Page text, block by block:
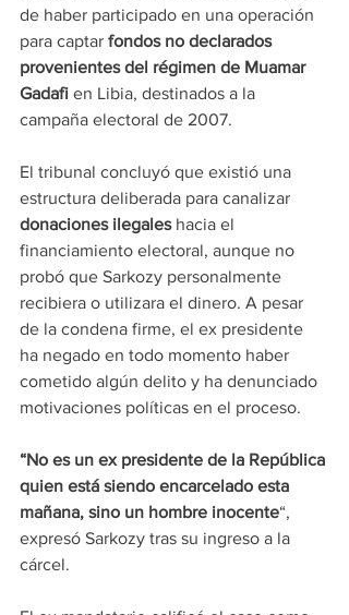
de haber participado en una operación
para captar fondos no declarados
provenientes del régimen de Muamar
Gadafi en Libia, destinados a la
campaña electoral de 2007.
El tribunal concluyó que existió una
estructura deliberada para canalizar
donaciones ilegales hacia el
financiamiento electoral, aunque no
probó que Sarkozy personalmente
recibiera o utilizara el dinero. A pesar
de la condena firme, el ex presidente
ha negado en todo momento haber
cometido algún delito y ha denunciado
motivaciones políticas en el proceso.
“No es un ex presidente de la República
quien está siendo encarcelado esta
mañana, sino un hombre inocente“,
expresó Sarkozy tras su ingreso a la
cárcel.